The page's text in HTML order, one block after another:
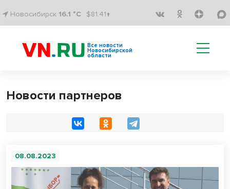
Новосибирск 16.1 °C $81.41↑
Все новости
Новосибирской
области
Новости партнеров
08.08.2023